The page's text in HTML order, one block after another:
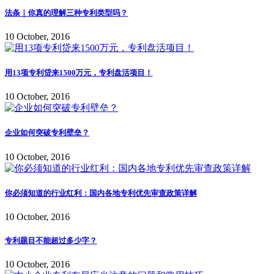
法条｜你真的理解三种专利类型吗？
10 October, 2016
用13项专利贷来1500万元，专利盘活项目！
10 October, 2016
企业如何突破专利壁垒？
10 October, 2016
你必须知道的行业红利：国内各地专利优先审查政策详解
10 October, 2016
专利题目不能超过多少字？
10 October, 2016